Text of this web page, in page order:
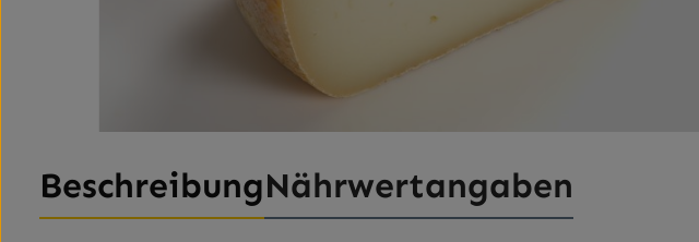
BeschreibungNährwertangaben